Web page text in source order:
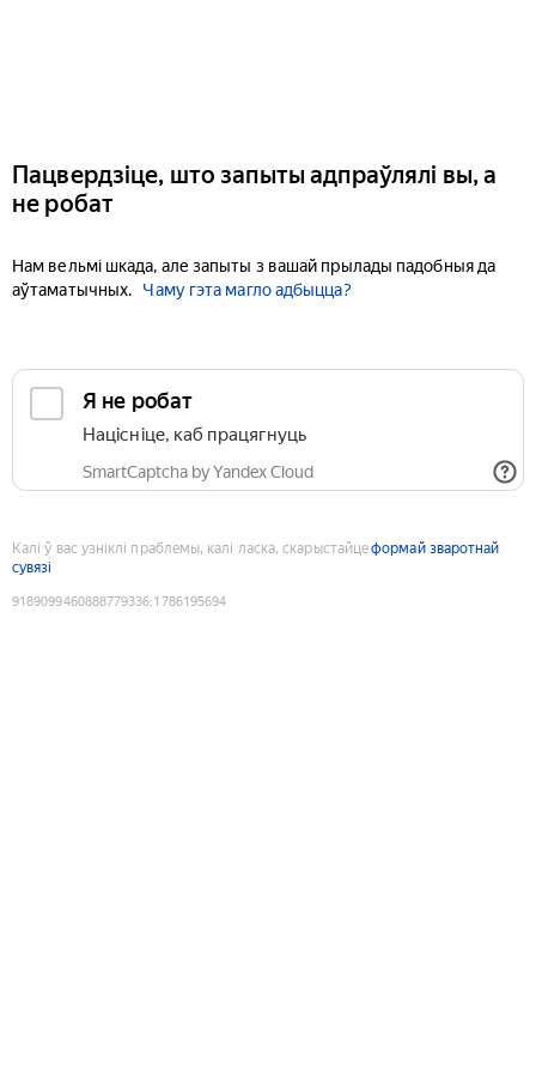
Пацвердзіце, што запыты адпраўлялі вы, а
не робат
Нам вельмі шкада, але запыты з вашай прылады падобныя да
аўтаматычных.
Чаму гэта магло адбыцца?
Я не робат
Націсніце, каб працягнуць
SmartCaptcha by Yandex Cloud
Калі ў вас узніклі праблемы, калі ласка, скарыстайцеформай зваротнай
сувязі
9189099460888779336:1786195694